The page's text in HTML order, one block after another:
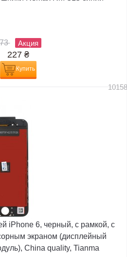
Акция
227 ₴
Купить
iPhone 6, черный, с рамкой, с
экраном (дисплейный
China quality, Tianma